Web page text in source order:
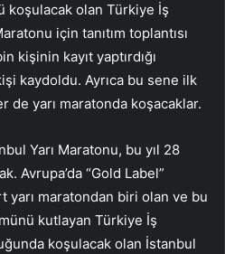
koşulacak olan Türkiye İş
için tanıtım toplantısı
kişinin kayıt yaptırdığı
kaydoldu. Ayrıca bu sene ilk
de yarı maratonda koşacaklar.
Yarı Maratonu, bu yıl 28
Avrupa’da “Gold Label”
yarı maratondan biri olan ve bu
kutlayan Türkiye İş
koşulacak olan İstanbul